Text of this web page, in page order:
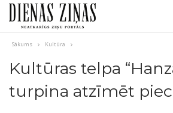
Sākums Kultūra
Kultūras telpa
turpina atzīmēt